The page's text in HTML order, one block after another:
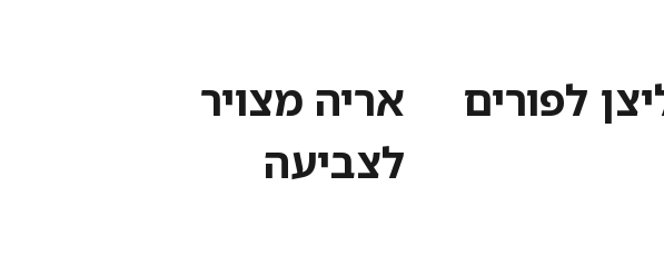
לפורים
אריה מצויר
לצביעה